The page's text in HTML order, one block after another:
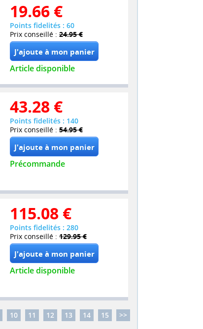
19.66 €
Points fidelités : 60
Prix conseillé : 24.95 €
Article disponible
43.28 €
Points fidelités : 140
Prix conseillé : 54.95 €
Précommande
115.08 €
Points fidelités : 280
Prix conseillé : 129.95 €
Article disponible
10 11 12 13 14 15 >>